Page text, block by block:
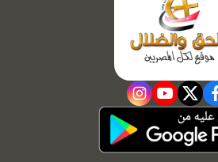
facebook
twitter
youtube
instagram